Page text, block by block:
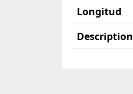
Longitud
Description